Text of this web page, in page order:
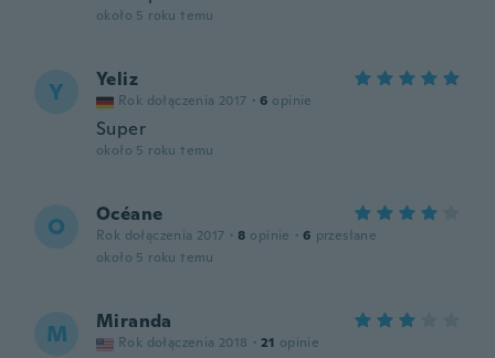
około 5 roku temu
Y Yeliz
Rok dołączenia 2017 · 6 opinie
Super
około 5 roku temu
O Océane
Rok dołączenia 2017 · 8 opinie · 6 przesłane
około 5 roku temu
M Miranda
Rok dołączenia 2018 · 21 opinie